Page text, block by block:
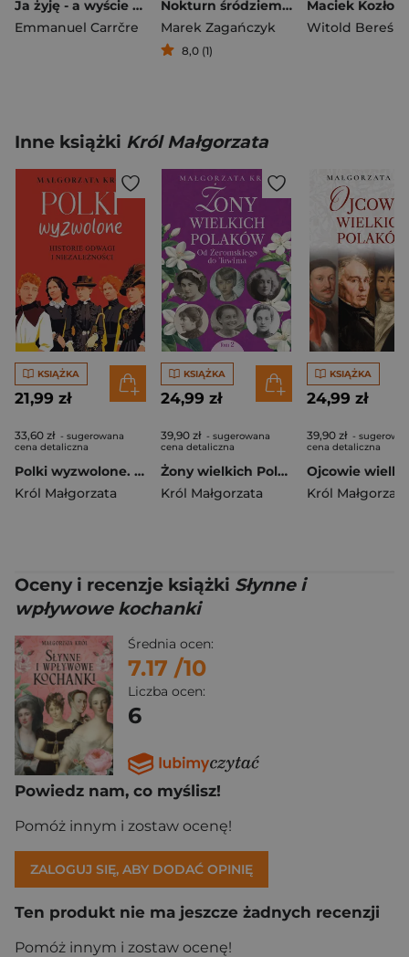
Ja żyję - a wyście pomarli
Emmanuel Carrčre
Nokturn śródziemnomorski
Marek Zagańczyk
8,0 (1)
Witold Bereś
Inne książki Król Małgorzata
KSIĄŻKA
21,99 zł
33,60 zł - sugerowana
cena detaliczna
Polki wyzwolone. Historie odwagi i niezależności
Król Małgorzata
KSIĄŻKA
24,99 zł
39,90 zł - sugerowana
cena detaliczna
Żony wielkich Polaków, t. 2. Od Żeromskiego do Tuwima
Król Małgorzata
KSIĄŻKA
24,99 zł
39,90 zł -
cena detaliczna
Król Małgorzata
Oceny i recenzje książki Słynne i
wpływowe kochanki
Średnia ocen:
7.17 /10
Liczba ocen:
6
Powiedz nam, co myślisz!
Pomóż innym i zostaw ocenę!
ZALOGUJ SIĘ, ABY DODAĆ OPINIĘ
Ten produkt nie ma jeszcze żadnych recenzji
Pomóż innym i zostaw ocenę!